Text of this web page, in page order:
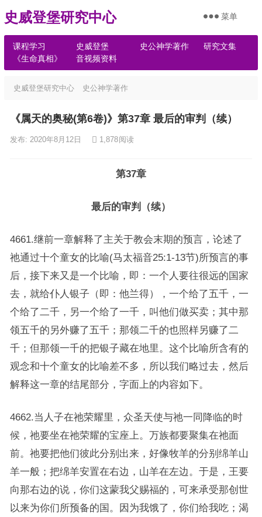
史威登堡研究中心
课程学习 史威登堡 史公神学著作
研究文集
《生命真相》
音视频资料
菜单
史威登堡研究中心 史公神学著作
《属天的奥秘(第6卷)》第37章 最后的审判（续）
发布: 2020年8月12日 1,878阅读
第37章
最后的审判（续）
4661.继前一章解释了主关于教会末期的预言，论述了
祂通过十个童女的比喻(马太福音25:1-13节)所预言的事
后，接下来又是一个比喻，即：一个人要往很远的国家
去，就给仆人银子（即：他兰得），一个给了五千，一
个给了二千，另一个给了一千，叫他们做买卖；其中那
领五千的另外赚了五千；那领二千的也照样另赚了二
千；但那领一千的把银子藏在地里。这个比喻所含有的
观念和十个童女的比喻差不多，所以我们略过去，然后
解释这一章的结尾部分，字面上的内容如下。
4662.当人子在祂荣耀里，众圣天使与祂一同降临的时
候，祂要坐在祂荣耀的宝座上。万族都要聚集在祂面
前。祂要把他们彼此分别出来，好像牧羊的分别绵羊山
羊一般；把绵羊安置在右边，山羊在左边。于是，王要
向那右边的说，你们这蒙我父赐福的，可来承受那创世
以来为你们所预备的国。因为我饿了，你们给我吃；渴